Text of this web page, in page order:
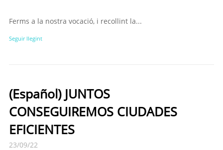
Ferms a la nostra vocació, i recollint la...
Seguir llegint
(Español) JUNTOS
CONSEGUIREMOS CIUDADES
EFICIENTES
23/09/22